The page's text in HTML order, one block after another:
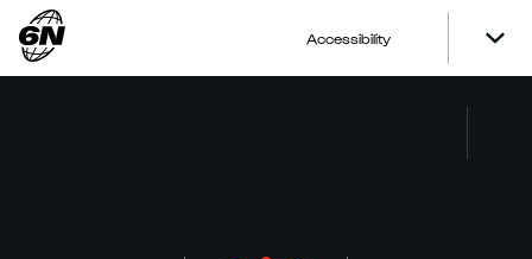
Accessibility